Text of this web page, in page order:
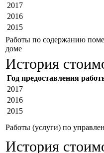
2017
2016
2015
Работы по содержанию
доме
История
Год предоставления
2017
2016
2015
Работы (услуги) по
История